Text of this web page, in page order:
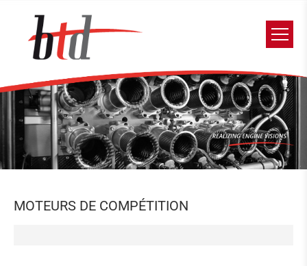
MOTEURS DE COMPÉTITION